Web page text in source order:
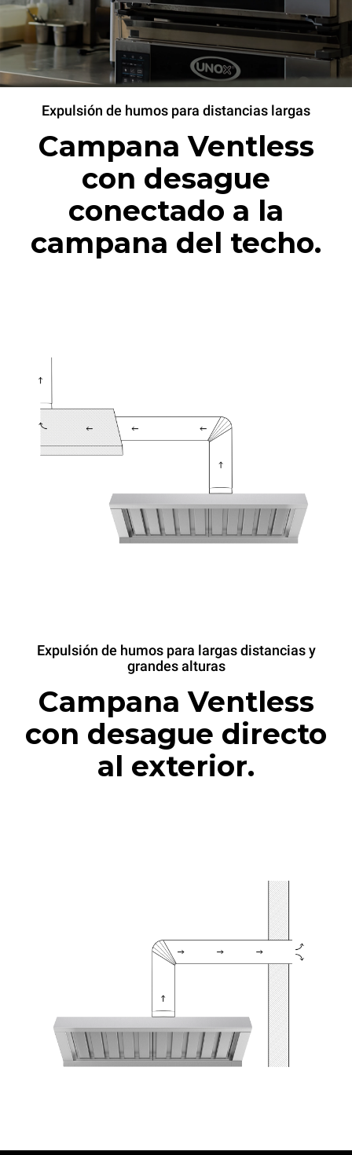
Expulsión de humos para distancias largas
Campana Ventless
con desague
conectado a la
campana del techo.
Expulsión de humos para largas distancias y
grandes alturas
Campana Ventless
con desague directo
al exterior.